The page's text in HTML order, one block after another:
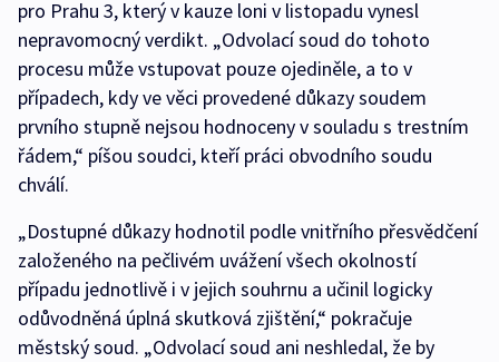
pro Prahu 3, který v kauze loni v listopadu vynesl
nepravomocný verdikt. „Odvolací soud do tohoto
procesu může vstupovat pouze ojediněle, a to v
případech, kdy ve věci provedené důkazy soudem
prvního stupně nejsou hodnoceny v souladu s trestním
řádem,“ píšou soudci, kteří práci obvodního soudu
chválí.
„Dostupné důkazy hodnotil podle vnitřního přesvědčení
založeného na pečlivém uvážení všech okolností
případu jednotlivě i v jejich souhrnu a učinil logicky
odůvodněná úplná skutková zjištění,“ pokračuje
městský soud. „Odvolací soud ani neshledal, že by